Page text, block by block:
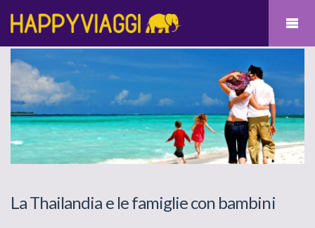
La Thailandia e le famiglie con bambini